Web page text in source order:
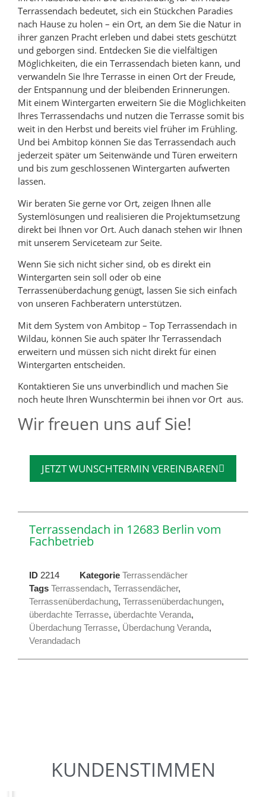
Terrassendach bedeutet, sich ein Stückchen Paradies
nach Hause zu holen – ein Ort, an dem Sie die Natur in
ihrer ganzen Pracht erleben und dabei stets geschützt
und geborgen sind. Entdecken Sie die vielfältigen
Möglichkeiten, die ein Terrassendach bieten kann, und
verwandeln Sie Ihre Terrasse in einen Ort der Freude,
der Entspannung und der bleibenden Erinnerungen.
Mit einem Wintergarten erweitern Sie die Möglichkeiten
Ihres Terrassendachs und nutzen die Terrasse somit bis
weit in den Herbst und bereits viel früher im Frühling.
Und bei Ambitop können Sie das Terrassendach auch
jederzeit später um Seitenwände und Türen erweitern
und bis zum geschlossenen Wintergarten aufwerten
lassen.
Wir beraten Sie gerne vor Ort, zeigen Ihnen alle
Systemlösungen und realisieren die Projektumsetzung
direkt bei Ihnen vor Ort. Auch danach stehen wir Ihnen
mit unserem Serviceteam zur Seite.
Wenn Sie sich nicht sicher sind, ob es direkt ein
Wintergarten sein soll oder ob eine
Terrassenüberdachung genügt, lassen Sie sich einfach
von unseren Fachberatern unterstützen.
Mit dem System von Ambitop – Top Terrassendach in
Wildau, können Sie auch später Ihr Terrassendach
erweitern und müssen sich nicht direkt für einen
Wintergarten entscheiden.
Kontaktieren Sie uns unverbindlich und machen Sie
noch heute Ihren Wunschtermin bei ihnen vor Ort aus.
Wir freuen uns auf Sie!
JETZT WUNSCHTERMIN VEREINBAREN
Terrassendach in 12683 Berlin vom
Fachbetrieb
ID 2214 Kategorie Terrassendächer
Tags Terrassendach, Terrassendächer,
Terrassenüberdachung, Terrassenüberdachungen,
überdachte Terrasse, überdachte Veranda,
Überdachung Terrasse, Überdachung Veranda,
Verandadach
KUNDENSTIMMEN